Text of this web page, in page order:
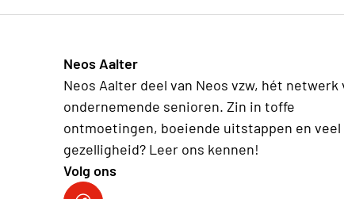
Neos Aalter
Neos Aalter deel van Neos vzw, hét netwerk
ondernemende senioren. Zin in toffe
ontmoetingen, boeiende uitstappen en veel
gezelligheid? Leer ons kennen!
Volg ons